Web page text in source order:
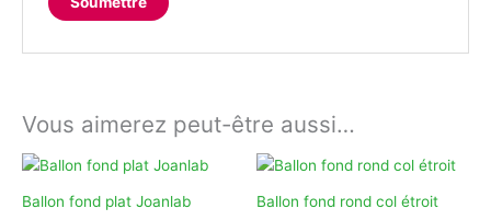
Vous aimerez peut-être aussi…
Ballon fond plat Joanlab Ballon fond rond col étroit